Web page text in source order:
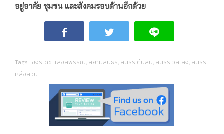
อยู่อาศัย ชุมชน และสังคมรอบด้านอีกด้วย
Tags : ขจรเดช แสงสุพรรณ, สยามสินธร, สินธร ต้นสน, สินธร วิลเลจ, สินธร
หลังสวน